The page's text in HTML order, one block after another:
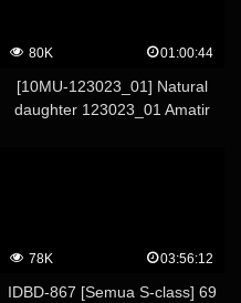
80K 01:00:44
[10MU-123023_01] Natural
daughter 123023_01 Amatir
78K 03:56:12
IDBD-867 [Semua S-class] 69